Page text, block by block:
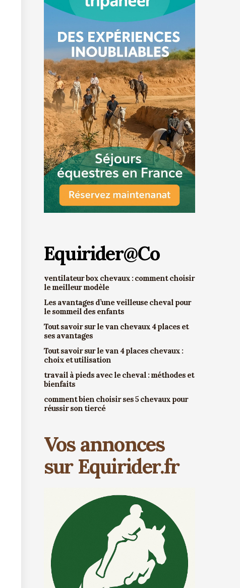
Equirider@Co
ventilateur box chevaux : comment choisir
le meilleur modèle
Les avantages d’une veilleuse cheval pour
le sommeil des enfants
Tout savoir sur le van chevaux 4 places et
ses avantages
Tout savoir sur le van 4 places chevaux :
choix et utilisation
travail à pieds avec le cheval : méthodes et
bienfaits
comment bien choisir ses 5 chevaux pour
réussir son tiercé
Vos annonces
sur Equirider.fr